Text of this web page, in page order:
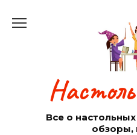
Все о
обзоры,